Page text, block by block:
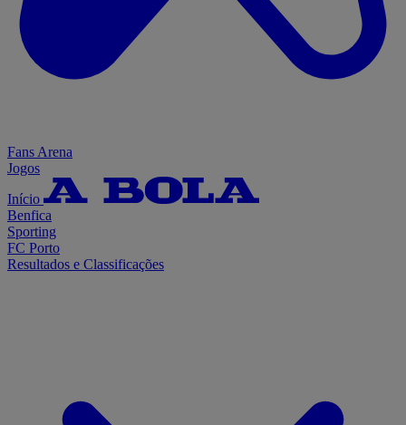
Fans Arena
Jogos
Início
Benfica
Sporting
FC Porto
Resultados e Classificações